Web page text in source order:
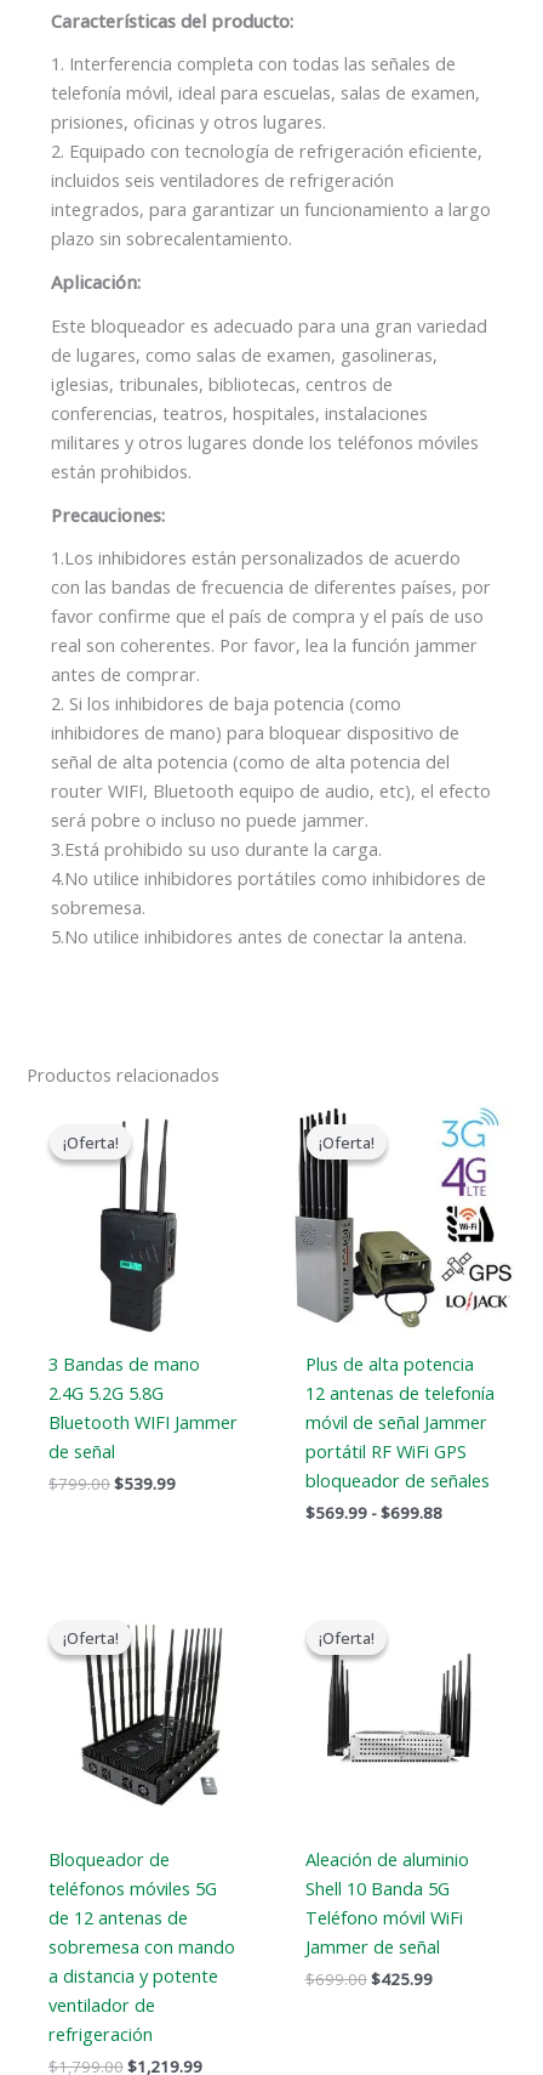
Características del producto:
1. Interferencia completa con todas las señales de
telefonía móvil, ideal para escuelas, salas de examen,
prisiones, oficinas y otros lugares.
2. Equipado con tecnología de refrigeración eficiente,
incluidos seis ventiladores de refrigeración
integrados, para garantizar un funcionamiento a largo
plazo sin sobrecalentamiento.
Aplicación:
Este bloqueador es adecuado para una gran variedad
de lugares, como salas de examen, gasolineras,
iglesias, tribunales, bibliotecas, centros de
conferencias, teatros, hospitales, instalaciones
militares y otros lugares donde los teléfonos móviles
están prohibidos.
Precauciones:
1.Los inhibidores están personalizados de acuerdo
con las bandas de frecuencia de diferentes países, por
favor confirme que el país de compra y el país de uso
real son coherentes. Por favor, lea la función jammer
antes de comprar.
2. Si los inhibidores de baja potencia (como
inhibidores de mano) para bloquear dispositivo de
señal de alta potencia (como de alta potencia del
router WIFI, Bluetooth equipo de audio, etc), el efecto
será pobre o incluso no puede jammer.
3.Está prohibido su uso durante la carga.
4.No utilice inhibidores portátiles como inhibidores de
sobremesa.
5.No utilice inhibidores antes de conectar la antena.
Productos relacionados
¡Oferta!
¡Oferta!
3 Bandas de mano
2.4G 5.2G 5.8G
Bluetooth WIFI Jammer
de señal
$799.00
precio
original
era:
$799.00.
$539.99
¡Oferta!
¡Oferta!
Plus de alta potencia
12 antenas de telefonía
móvil de señal Jammer
portátil RF WiFi GPS
bloqueador de señales
$569.99 -$699.88
Gama
de
precios:
$569.99
a
$699.88
¡Oferta!
¡Oferta!
Bloqueador de
teléfonos móviles 5G
de 12 antenas de
sobremesa con mando
a distancia y potente
ventilador de
refrigeración
$1,799.00
precio
original
era:
$1,799.00.
$1,219.99
precio
actual
es:
$1,219.99.
¡Oferta!
¡Oferta!
Aleación de aluminio
Shell 10 Banda 5G
Teléfono móvil WiFi
Jammer de señal
$699.00
original
era:
$425.99
es:
$425.99.